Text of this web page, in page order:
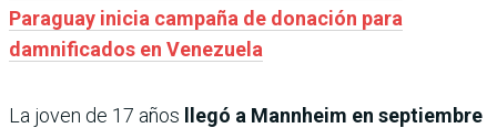
Paraguay inicia campaña de donación para
damnificados en Venezuela
La joven de 17 años llegó a Mannheim en septiembre